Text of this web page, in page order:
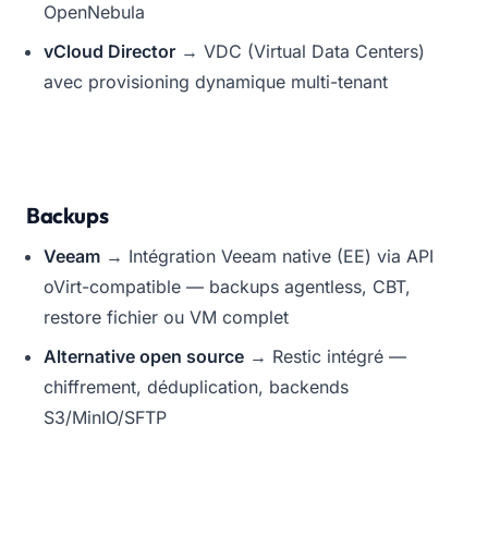
OpenNebula
vCloud Director → VDC (Virtual Data Centers)
avec provisioning dynamique multi-tenant
Backups
Veeam → Intégration Veeam native (EE) via API
oVirt-compatible — backups agentless, CBT,
restore fichier ou VM complet
Alternative open source → Restic intégré —
chiffrement, déduplication, backends
S3/MinIO/SFTP